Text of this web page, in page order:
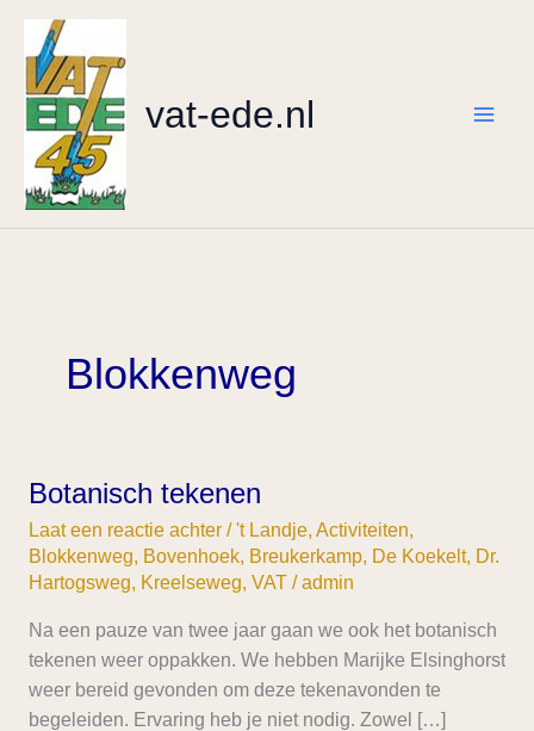
inhoud
vat-ede.nl
Blokkenweg
Botanisch tekenen
Laat een reactie achter /'t Landje, Activiteiten,
Blokkenweg, Bovenhoek, Breukerkamp, De Koekelt, Dr.
Hartogsweg, Kreelseweg, VAT/admin
Na een pauze van twee jaar gaan we ook het botanisch
tekenen weer oppakken. We hebben Marijke Elsinghorst
weer bereid gevonden om deze tekenavonden te
begeleiden. Ervaring heb je niet nodig. Zowel […]
Botanisch
tekenen